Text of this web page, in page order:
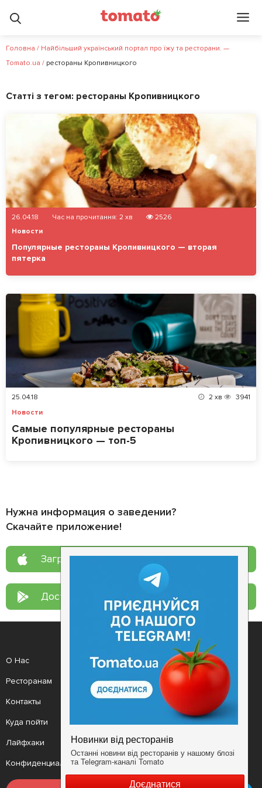
Головна / Найбільший український портал про їжу та ресторани. —
Tomato.ua / рестораны Кропивницкого
Статті з тегом: рестораны Кропивницкого
26.04.18 Час на прочитання: 2 хв
2526
Новости
Популярные рестораны Кропивницкого — вторая
пятерка
25.04.18 2 хв
3941
Новости
Самые популярные рестораны
Кропивницкого — топ-5
Нужна информация о заведении?
Скачайте приложение!
Загрузите в App Store
Доступно в Google Play
О Нас
Ресторанам
Контакты
Куда пойти
Лайфхаки
Конфиденциальность
Рецепт дня
Новости
Анонсы
Мобильное приложение
Условия